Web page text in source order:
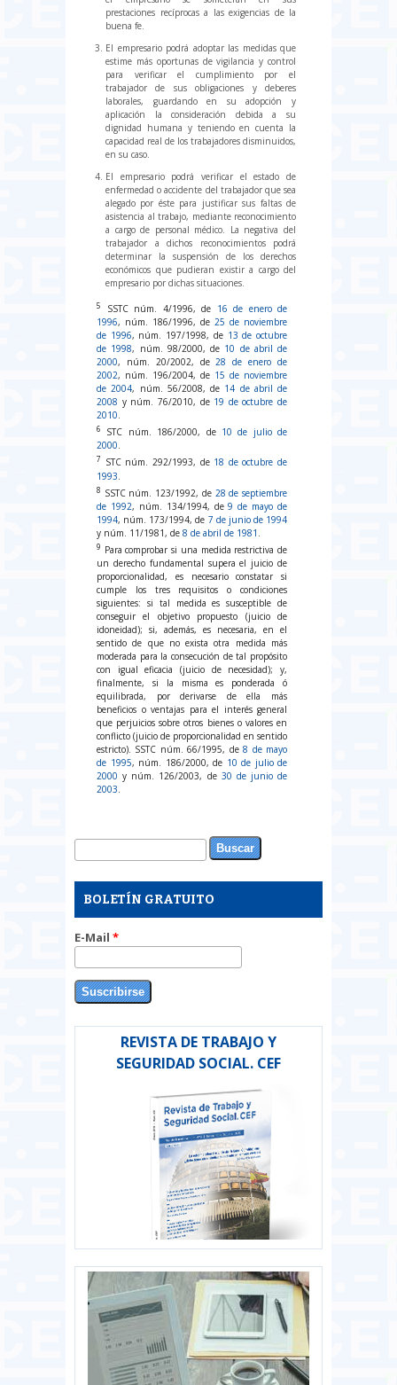
prestaciones recíprocas a las exigencias de la
buena fe.
El empresario podrá adoptar las medidas que
estime más oportunas de vigilancia y control
para verificar el cumplimiento por el
trabajador de sus obligaciones y deberes
laborales, guardando en su adopción y
aplicación la consideración debida a su
dignidad humana y teniendo en cuenta la
capacidad real de los trabajadores disminuidos,
en su caso.
El empresario podrá verificar el estado de
enfermedad o accidente del trabajador que sea
alegado por éste para justificar sus faltas de
asistencia al trabajo, mediante reconocimiento
a cargo de personal médico. La negativa del
trabajador a dichos reconocimientos podrá
determinar la suspensión de los derechos
económicos que pudieran existir a cargo del
empresario por dichas situaciones.
5 SSTC núm. 4/1996, de 16 de enero de
1996, núm. 186/1996, de 25 de noviembre
de 1996, núm. 197/1998, de 13 de octubre
de 1998, núm. 98/2000, de 10 de abril de
2000, núm. 20/2002, de28 de enero de
2002, núm. 196/2004, de 15 de noviembre
de 2004, núm. 56/2008, de 14 de abril de
2008 y núm. 76/2010, de 19 de octubre de
2010.
6 STC núm. 186/2000, de 10 de julio de
2000.
7 STC núm. 292/1993, de 18 de octubre de
1993
8 SSTC núm. 123/1992, de 28 de septiembre
de 1992, núm. 134/1994, de9 de mayo de
1994, núm. 173/1994, de 7 de junio de 1994
y núm. 11/1981, de 8 de abril de 1981 .
9 Para comprobar si una medida restrictiva de
un derecho fundamental supera el juicio de
proporcionalidad, es necesario constatar si
cumple los tres requisitos o condiciones
siguientes: si tal medida es susceptible de
conseguir el objetivo propuesto (juicio de
idoneidad); si, además, es necesaria, en el
sentido de que no exista otra medida más
moderada para la consecución de tal propósito
con igual eficacia (juicio de necesidad); y,
finalmente, si la misma es ponderada ó
equilibrada, por derivarse de ella más
beneficios o ventajas para el interés general
que perjuicios sobre otros bienes o valores en
conflicto (juicio de proporcionalidad en sentido
estricto). SSTC núm. 66/1995, de8 de mayo
de 1995, núm. 186/2000, de 10 de julio de
2000 y núm. 126/2003, de 30 de junio de
2003.
Formulario de búsqueda
Buscar
BOLETÍN GRATUITO
E-Mail *
REVISTA DE TRABAJO Y
SEGURIDAD SOCIAL. CEF